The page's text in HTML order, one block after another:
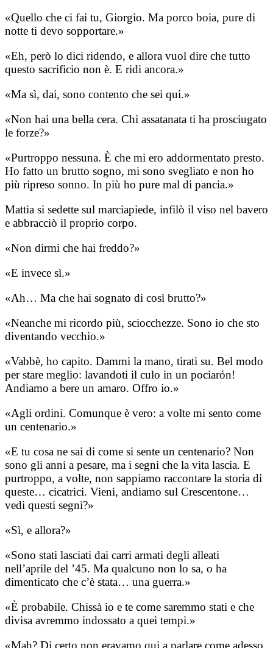
​«Quello che ci fai tu, Giorgio. Ma porco boia, pure di
notte ti devo sopportare.»
​«Eh, però lo dici ridendo, e allora vuol dire che tutto
questo sacrificio non è. E ridi ancora.»
​«Ma sì, dai, sono contento che sei qui.»
​«Non hai una bella cera. Chi assatanata ti ha prosciugato
le forze?»
​«Purtroppo nessuna. È che mi ero addormentato presto.
Ho fatto un brutto sogno, mi sono svegliato e non ho
più ripreso sonno. In più ho pure mal di pancia.»
​Mattia si sedette sul marciapiede, infilò il viso nel bavero
e abbracciò il proprio corpo.
​«Non dirmi che hai freddo?»
​«E invece sì.»
​«Ah… Ma che hai sognato di così brutto?»
​«Neanche mi ricordo più, sciocchezze. Sono io che sto
diventando vecchio.»
​«Vabbè, ho capito. Dammi la mano, tirati su. Bel modo
per stare meglio: lavandoti il culo in un pociarón!
Andiamo a bere un amaro. Offro io.»
​«Agli ordini. Comunque è vero: a volte mi sento come
un centenario.»
​«E tu cosa ne sai di come si sente un centenario? Non
sono gli anni a pesare, ma i segni che la vita lascia. E
purtroppo, a volte, non sappiamo raccontare la storia di
queste… cicatrici. Vieni, andiamo sul Crescentone…
vedi questi segni?»
​«Sì, e allora?»
​«Sono stati lasciati dai carri armati degli alleati
nell’aprile del ’45. Ma qualcuno non lo sa, o ha
dimenticato che c’è stata… una guerra.»
​«È probabile. Chissà io e te come saremmo stati e che
divisa avremmo indossato a quei tempi.»